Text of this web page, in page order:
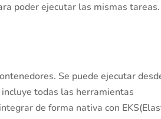
poder ejecutar las mismas tareas.
Se puede ejecutar
todas las herramientas
de forma nativa con